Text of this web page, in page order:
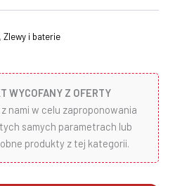
,Zlewy i baterie
WYCOFANY Z OFERTY
nami w celu zaproponowania
samych parametrach lub
produkty z tej kategorii.